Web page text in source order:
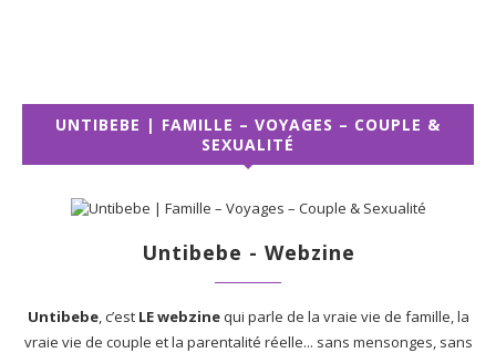
UNTIBEBE | FAMILLE – VOYAGES – COUPLE &
SEXUALITÉ
Untibebe - Webzine
Untibebe, c’est LE webzinequi parle de la vraie vie de famille, la
vraie vie de couple et la parentalité réelle... sans mensonges, sans